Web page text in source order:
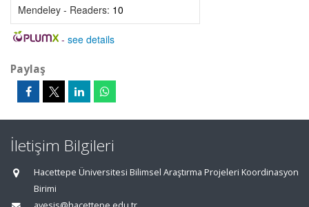
Mendeley - Readers: 10
- see details
Paylaş
İletişim Bilgileri
Hacettepe Üniversitesi Bilimsel Araştırma Projeleri Koordinasyon
Birimi